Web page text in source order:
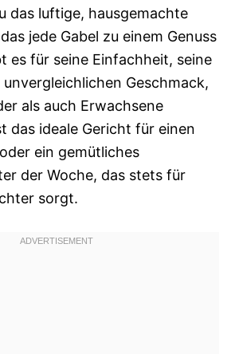
das luftige, hausgemachte
jede Gabel zu einem Genuss
es für seine Einfachheit, seine
Geschmack,
als auch Erwachsene
das ideale Gericht für einen
ein gemütliches
der Woche, das stets für
sorgt.